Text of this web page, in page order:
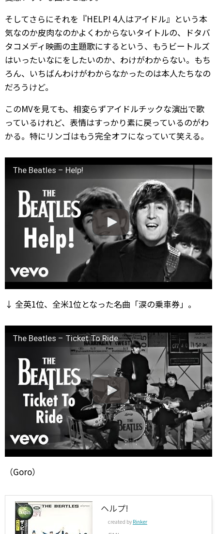
そしてさらにそれを『HELP! 4人はアイドル』という本
気なのか皮肉なのかよくわからないタイトルの、ドタバ
タコメディ映画の主題歌にするという、もうビートルズ
はいったいなにをしたいのか、わけがわからない。もち
ろん、いちばんわけがわからなかったのは本人たちなの
だろうけど。
このMVを見ても、相変らずアイドルチックな演出で歌
っているけれど、表情はすっかり素に戻っているのがわ
かる。特にリンゴはもう完全オフになっていて笑える。
The Beatles – Help!
↓ 全英1位、全米1位となった名曲「涙の乗車券」。
The Beatles – Ticket To Ride
（Goro）
ヘルプ!
created by Rinker